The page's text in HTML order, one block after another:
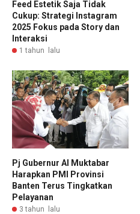
Feed Estetik Saja Tidak
Cukup: Strategi Instagram
2025 Fokus pada Story dan
Interaksi
1 tahun lalu
Pj Gubernur Al Muktabar
Harapkan PMI Provinsi
Banten Terus Tingkatkan
Pelayanan
3 tahun lalu